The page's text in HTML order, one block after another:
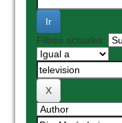
Filtros actuales: